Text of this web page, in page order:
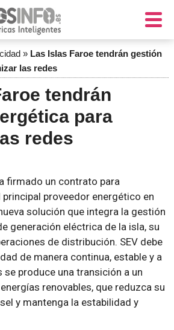
» Las Islas Faroe tendrán gestión
las redes
tendrán
para
redes
firmado un contrato para
principal proveedor energético en
solución que integra la gestión
generación eléctrica de la isla, su
de distribución. SEV debe
de manera continua, estable y a
produce una transición a un
renovables, que reduzca su
y mantenga la estabilidad y